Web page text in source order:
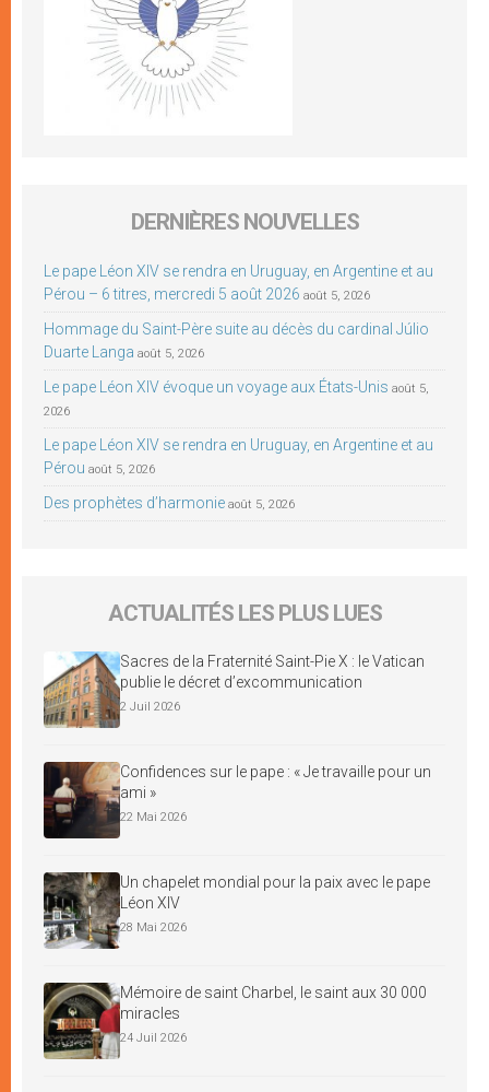
DERNIÈRES NOUVELLES
Le pape Léon XIV se rendra en Uruguay, en Argentine et au
Pérou – 6 titres, mercredi 5 août 2026 août 5, 2026
Hommage du Saint-Père suite au décès du cardinal Júlio
Duarte Langa août 5, 2026
Le pape Léon XIV évoque un voyage aux États-Unis août 5,
2026
Le pape Léon XIV se rendra en Uruguay, en Argentine et au
Pérou août 5, 2026
Des prophètes d’harmonie août 5, 2026
ACTUALITÉS LES PLUS LUES
Sacres de la Fraternité Saint-Pie X : le Vatican
publie le décret d’excommunication
2 Juil 2026
Confidences sur le pape : « Je travaille pour un
ami »
22 Mai 2026
Un chapelet mondial pour la paix avec le pape
Léon XIV
28 Mai 2026
Mémoire de saint Charbel, le saint aux 30 000
miracles
24 Juil 2026